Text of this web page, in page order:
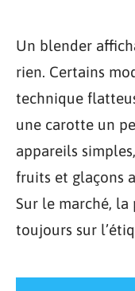
Un blender
rien. Certains
technique
une carotte un
appareils
fruits et glaçons
Sur le marché, la
toujours sur